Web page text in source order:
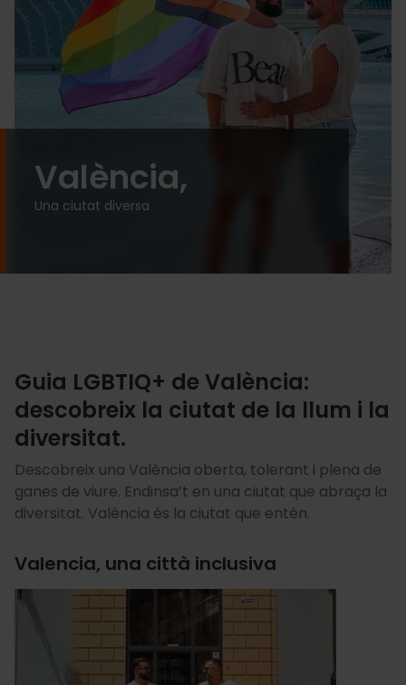
València,
Una ciutat diversa
Guia LGBTIQ+ de València:
descobreix la ciutat de la llum i la
diversitat.
Descobreix una València oberta, tolerant i plena de
ganes de viure. Endinsa’t en una ciutat que abraça la
diversitat. València és la ciutat que entén.
Valencia, una città inclusiva